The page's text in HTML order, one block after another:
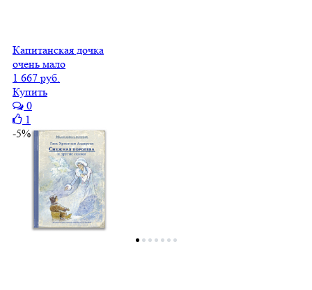
Капитанская дочка
очень мало
1 667 руб.
Купить
0
1
-5%